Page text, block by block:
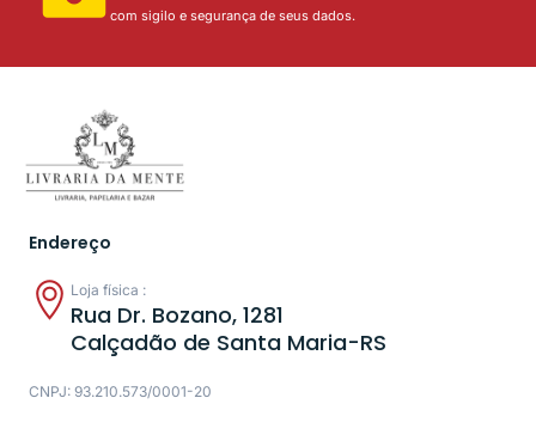
com sigilo e segurança de seus dados.
Endereço
Loja física :
Rua Dr. Bozano, 1281
Calçadão de Santa Maria-RS
CNPJ: 93.210.573/0001-20